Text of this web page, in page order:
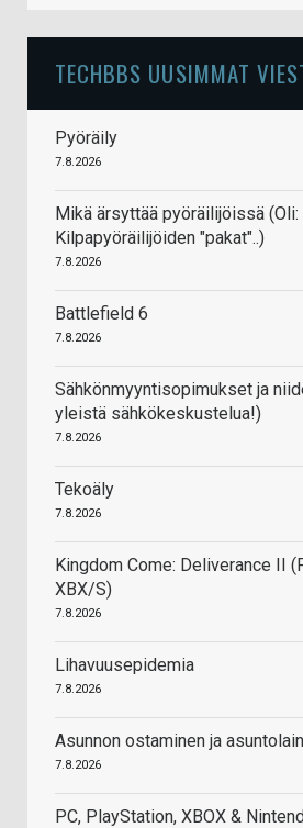
TECHBBS UUSIMMAT
Pyöräily
7.8.2026
Mikä ärsyttää pyöräilijöissä (Oli:
Kilpapyöräilijöiden "pakat"..)
7.8.2026
Battlefield 6
7.8.2026
Sähkönmyyntisopimukset ja
yleistä sähkökeskustelua!)
7.8.2026
Tekoäly
7.8.2026
Kingdom Come: Deliverance II
XBX/S)
7.8.2026
Lihavuusepidemia
7.8.2026
Asunnon ostaminen ja
7.8.2026
PC, PlayStation, XBOX &